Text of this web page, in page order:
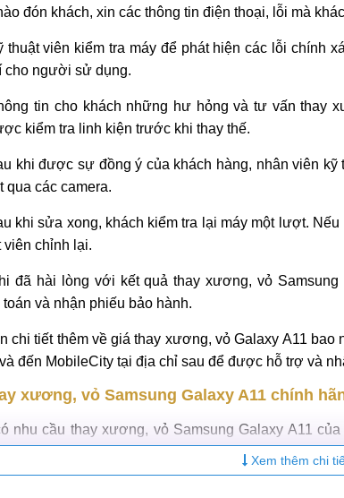
thể, nhờ người có kinh nghiệm đi cùng
lại số IMEI hoặc ký tên để tránh bị tráo linh kiện.
kỹ linh kiện trước khi thay xương, vỏ Galaxy A11 và
xương, vỏ Samsung A11 chính hãng tại
đón khách, xin các thông tin điện thoại, lỗi mà
thuật viên kiểm tra máy để phát hiện các lỗi chính
cho người sử dụng.
tin cho khách những hư hỏng và tư vấn thay
kiểm tra linh kiện trước khi thay thế.
khi được sự đồng ý của khách hàng, nhân viên kỹ
qua các camera.
khi sửa xong, khách kiểm tra lại máy một lượt.
viên chỉnh lại.
đã hài lòng với kết quả thay xương, vỏ Samsung
toán và nhận phiếu bảo hành.